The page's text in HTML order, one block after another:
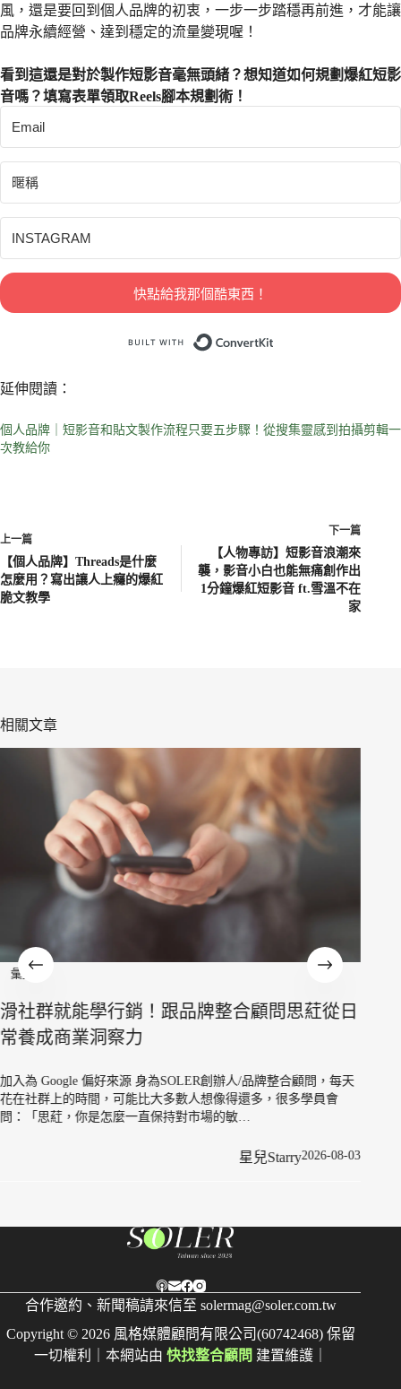
風，還是要回到個人品牌的初衷，一步一步踏穩再前進，才能讓
品牌永續經營、達到穩定的流量變現喔！
看到這還是對於製作短影音毫無頭緒？想知道如何規劃爆紅短影
音嗎？填寫表單領取Reels腳本規劃術！
快點給我那個酷東西！
延伸閱讀：
個人品牌｜短影音和貼文製作流程只要五步驟！從搜集靈感到拍攝剪輯一
次教給你
上一篇
【個人品牌】Threads是什麼
怎麼用？寫出讓人上癮的爆紅
脆文教學
下一篇
【人物專訪】短影音浪潮來
襲，影音小白也能無痛創作出
1分鐘爆紅短影音 ft.雪溫不在
家
相關文章
彙整
滑社群就能學行銷！跟品牌整合顧問思葒從日
常養成商業洞察力
加入為 Google 偏好來源 身為SOLER創辦人/品牌整合顧問，每天
花在社群上的時間，可能比大多數人想像得還多，很多學員會
問：「思葒，你是怎麼一直保持對市場的敏…
星兒Starry2026-08-03
合作邀約、新聞稿請來信至 solermag@soler.com.tw
Copyright © 2026 風格媒體顧問有限公司(60742468) 保留
一切權利｜本網站由 快找整合顧問 建置維護｜